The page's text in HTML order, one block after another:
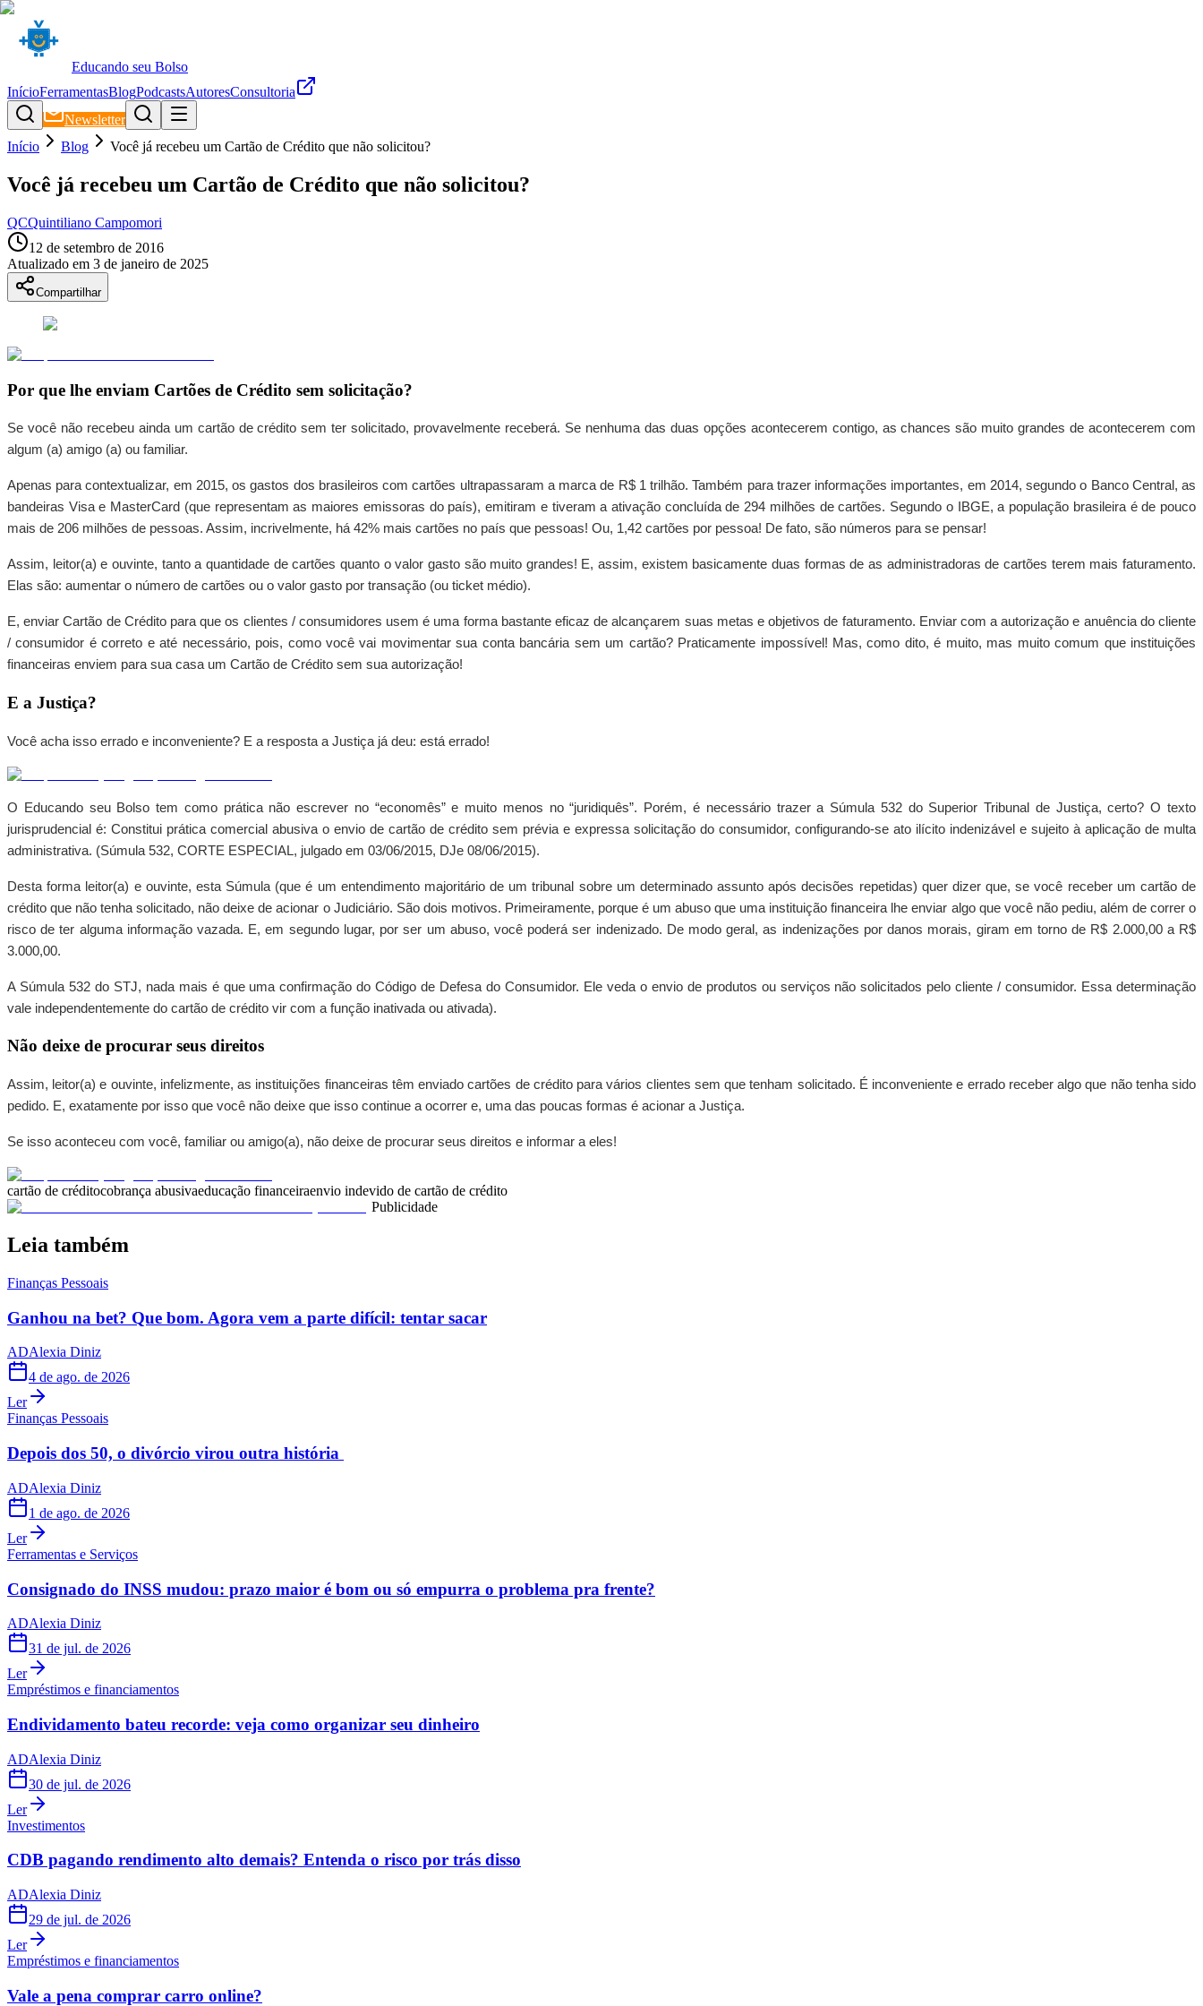
Educando seu Bolso
InícioFerramentasBlogPodcastsAutoresConsultoria
Newsletter
Início
Blog Você já recebeu um Cartão de Crédito que não solicitou?
Você já recebeu um Cartão de Crédito que não solicitou?
QCQuintiliano Campomori
12 de setembro de 2016
Atualizado em 3 de janeiro de 2025
Compartilhar
Por que lhe enviam Cartões de Crédito sem solicitação?
Se você não recebeu ainda um cartão de crédito sem ter solicitado, provavelmente receberá. Se nenhuma das duas opções acontecerem contigo, as chances são muito grandes de acontecerem com
algum (a) amigo (a) ou familiar.
Apenas para contextualizar, em 2015, os gastos dos brasileiros com cartões ultrapassaram a marca de R$ 1 trilhão. Também para trazer informações importantes, em 2014, segundo o Banco Central, as
bandeiras Visa e MasterCard (que representam as maiores emissoras do país), emitiram e tiveram a ativação concluída de 294 milhões de cartões. Segundo o IBGE, a população brasileira é de pouco
mais de 206 milhões de pessoas. Assim, incrivelmente, há 42% mais cartões no país que pessoas! Ou, 1,42 cartões por pessoa! De fato, são números para se pensar!
Assim, leitor(a) e ouvinte, tanto a quantidade de cartões quanto o valor gasto são muito grandes! E, assim, existem basicamente duas formas de as administradoras de cartões terem mais faturamento.
Elas são: aumentar o número de cartões ou o valor gasto por transação (ou ticket médio).
E, enviar Cartão de Crédito para que os clientes / consumidores usem é uma forma bastante eficaz de alcançarem suas metas e objetivos de faturamento. Enviar com a autorização e anuência do cliente
/ consumidor é correto e até necessário, pois, como você vai movimentar sua conta bancária sem um cartão? Praticamente impossível! Mas, como dito, é muito, mas muito comum que instituições
financeiras enviem para sua casa um Cartão de Crédito sem sua autorização!
E a Justiça?
Você acha isso errado e inconveniente? E a resposta a Justiça já deu: está errado!
O Educando seu Bolso tem como prática não escrever no “economês” e muito menos no “juridiquês”. Porém, é necessário trazer a Súmula 532 do Superior Tribunal de Justiça, certo? O texto
jurisprudencial é: Constitui prática comercial abusiva o envio de cartão de crédito sem prévia e expressa solicitação do consumidor, configurando-se ato ilícito indenizável e sujeito à aplicação de multa
administrativa. (Súmula 532, CORTE ESPECIAL, julgado em 03/06/2015, DJe 08/06/2015).
Desta forma leitor(a) e ouvinte, esta Súmula (que é um entendimento majoritário de um tribunal sobre um determinado assunto após decisões repetidas) quer dizer que, se você receber um cartão de
crédito que não tenha solicitado, não deixe de acionar o Judiciário. São dois motivos. Primeiramente, porque é um abuso que uma instituição financeira lhe enviar algo que você não pediu, além de correr o
risco de ter alguma informação vazada. E, em segundo lugar, por ser um abuso, você poderá ser indenizado. De modo geral, as indenizações por danos morais, giram em torno de R$ 2.000,00 a R$
3.000,00.
A Súmula 532 do STJ, nada mais é que uma confirmação do Código de Defesa do Consumidor. Ele veda o envio de produtos ou serviços não solicitados pelo cliente / consumidor. Essa determinação
vale independentemente do cartão de crédito vir com a função inativada ou ativada).
Não deixe de procurar seus direitos
Assim, leitor(a) e ouvinte, infelizmente, as instituições financeiras têm enviado cartões de crédito para vários clientes sem que tenham solicitado. É inconveniente e errado receber algo que não tenha sido
pedido. E, exatamente por isso que você não deixe que isso continue a ocorrer e, uma das poucas formas é acionar a Justiça.
Se isso aconteceu com você, familiar ou amigo(a), não deixe de procurar seus direitos e informar a eles!
cartão de créditocobrança abusivaeducação financeiraenvio indevido de cartão de crédito
Publicidade
Leia também
Finanças Pessoais
Ganhou na bet? Que bom. Agora vem a parte difícil: tentar sacar
ADAlexia Diniz
4 de ago. de 2026
Ler
Finanças Pessoais
Depois dos 50, o divórcio virou outra história
ADAlexia Diniz
1 de ago. de 2026
Ler
Ferramentas e Serviços
Consignado do INSS mudou: prazo maior é bom ou só empurra o problema pra frente?
ADAlexia Diniz
31 de jul. de 2026
Ler
Empréstimos e financiamentos
Endividamento bateu recorde: veja como organizar seu dinheiro
ADAlexia Diniz
30 de jul. de 2026
Ler
Investimentos
CDB pagando rendimento alto demais? Entenda o risco por trás disso
ADAlexia Diniz
29 de jul. de 2026
Ler
Empréstimos e financiamentos
Vale a pena comprar carro online?